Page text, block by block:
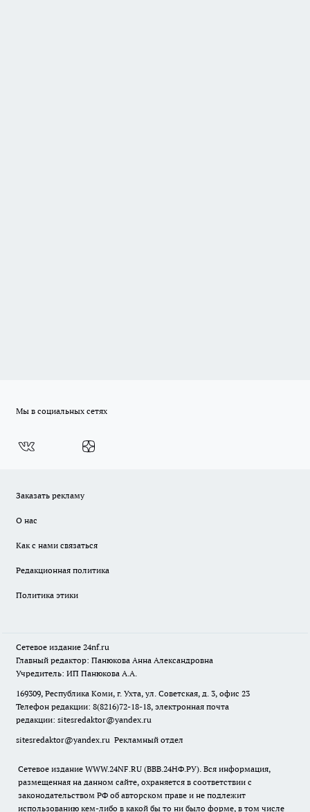
Мы в социальных сетях
Заказать рекламу
О нас
Как с нами связаться
Редакционная политика
Политика этики
Сетевое издание 24nf.ru
Главный редактор: Панюкова Анна Александровна
Учредитель: ИП Панюкова А.А.
169309, Республика Коми, г. Ухта, ул. Советская, д. 3, офис 23
Телефон редакции: 8(8216)72-18-18, электронная почта
редакции: sitesredaktor@yandex.ru
sitesredaktor@yandex.ru Рекламный отдел
Сетевое издание WWW.24NF.RU (ВВВ.24НФ.РУ). Вся информация,
размещенная на данном сайте, охраняется в соответствии с
законодательством РФ об авторском праве и не подлежит
использованию кем-либо в какой бы то ни было форме, в том числе